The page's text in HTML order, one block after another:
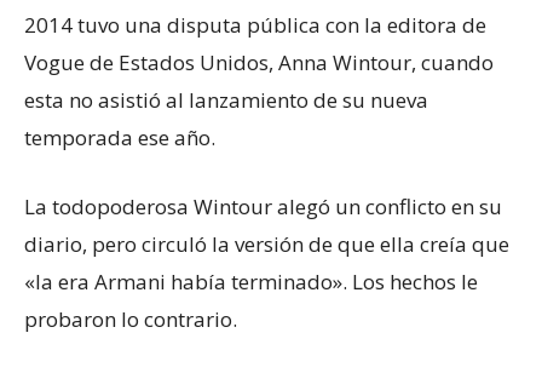
2014 tuvo una disputa pública con la editora de
Vogue de Estados Unidos, Anna Wintour, cuando
esta no asistió al lanzamiento de su nueva
temporada ese año.
La todopoderosa Wintour alegó un conflicto en su
diario, pero circuló la versión de que ella creía que
«la era Armani había terminado». Los hechos le
probaron lo contrario.